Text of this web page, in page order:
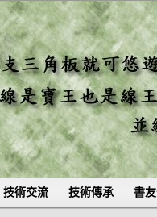
技術交流 技術傳承 書